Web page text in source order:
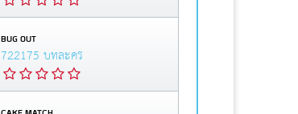
BUG OUT
722175 บทละคร